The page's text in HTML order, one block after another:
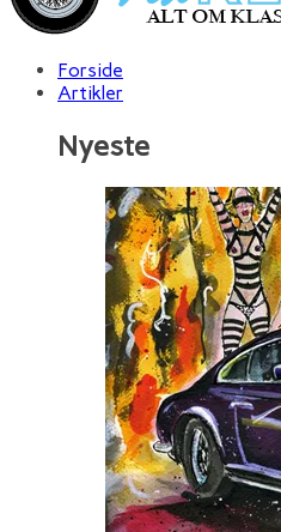
Forside
Artikler
Nyeste